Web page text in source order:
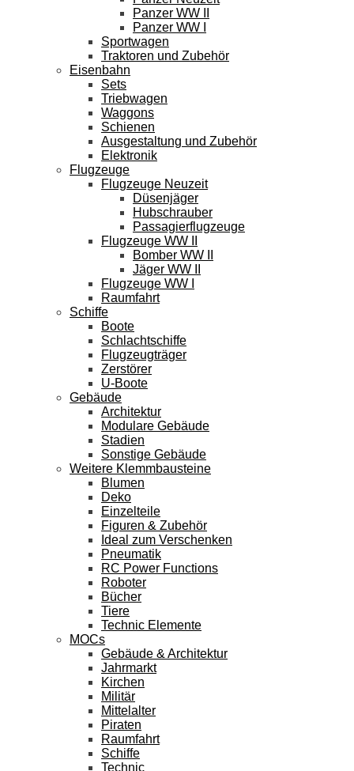
Panzer WW II
Panzer WW I
Sportwagen
Traktoren und Zubehör
Eisenbahn
Sets
Triebwagen
Waggons
Schienen
Ausgestaltung und Zubehör
Elektronik
Flugzeuge
Flugzeuge Neuzeit
Düsenjäger
Hubschrauber
Passagierflugzeuge
Flugzeuge WW II
Bomber WW II
Jäger WW II
Flugzeuge WW I
Raumfahrt
Schiffe
Boote
Schlachtschiffe
Flugzeugträger
Zerstörer
U-Boote
Gebäude
Architektur
Modulare Gebäude
Stadien
Sonstige Gebäude
Weitere Klemmbausteine
Blumen
Deko
Einzelteile
Figuren & Zubehör
Ideal zum Verschenken
Pneumatik
RC Power Functions
Roboter
Bücher
Tiere
Technic Elemente
MOCs
Gebäude & Architektur
Jahrmarkt
Kirchen
Militär
Mittelalter
Piraten
Raumfahrt
Schiffe
Technic